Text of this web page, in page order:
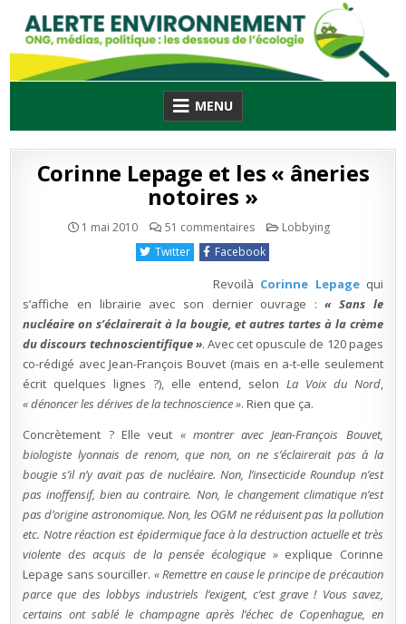
content
MENU
Corinne Lepage et les « âneries
notoires »
1 mai 2010 51 commentairessur
Lepage
et
« âneries
notoires »
Publié
Lobbying
Twitter
Facebook
Revoilà Corinne Lepagequi
s’affiche en librairie avec son dernier ouvrage :« Sans le
nucléaire on s’éclairerait à la bougie, et autres tartes à la crème
du discours technoscientifique ». Avec cet opuscule de 120 pages
co-rédigé avec Jean-François Bouvet (mais en a-t-elle seulement
écrit quelques lignes ?), elle entend, selon La Voix du Nord,
« dénoncer les dérives de la technoscience ». Rien que ça.
Concrètement ? Elle veut « montrer avec Jean-François Bouvet,
biologiste lyonnais de renom, que non, on ne s’éclairerait pas à la
bougie s’il n’y avait pas de nucléaire. Non, l’insecticide Roundup n’est
pas inoffensif, bien au contraire. Non, le changement climatique n’est
pas d’origine astronomique. Non, les OGM ne réduisent pas la pollution
etc. Notre réaction est épidermique face à la destruction actuelle et très
violente des acquis de la pensée écologique » explique Corinne
Lepage sans sourciller. « Remettre en cause le principe de précaution
parce que des lobbys industriels l’exigent, c’est grave ! Vous savez,
certains ont sablé le champagne après l’échec de Copenhague, en